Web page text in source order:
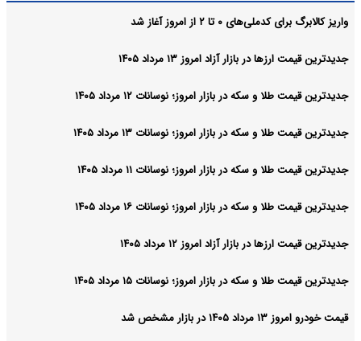
واریز کالابرگ برای کدملی‌های ۰ تا ۲ از امروز آغاز شد
جدیدترین قیمت ارزها در بازار آزاد امروز ۱۳ مرداد ۱۴۰۵
جدیدترین قیمت طلا و سکه در بازار امروز؛ نوسانات ۱۲ مرداد ۱۴۰۵
جدیدترین قیمت طلا و سکه در بازار امروز؛ نوسانات ۱۳ مرداد ۱۴۰۵
جدیدترین قیمت طلا و سکه در بازار امروز؛ نوسانات ۱۱ مرداد ۱۴۰۵
جدیدترین قیمت طلا و سکه در بازار امروز؛ نوسانات ۱۶ مرداد ۱۴۰۵
جدیدترین قیمت ارزها در بازار آزاد امروز ۱۲ مرداد ۱۴۰۵
جدیدترین قیمت طلا و سکه در بازار امروز؛ نوسانات ۱۵ مرداد ۱۴۰۵
قیمت خودرو امروز ۱۳ مرداد ۱۴۰۵ در بازار مشخص شد